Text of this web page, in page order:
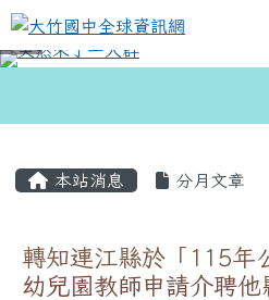
跳至主內容區
大竹國中全球資訊網
本站消息 分月文章
轉知連江縣於「115年
幼兒園教師申請介聘